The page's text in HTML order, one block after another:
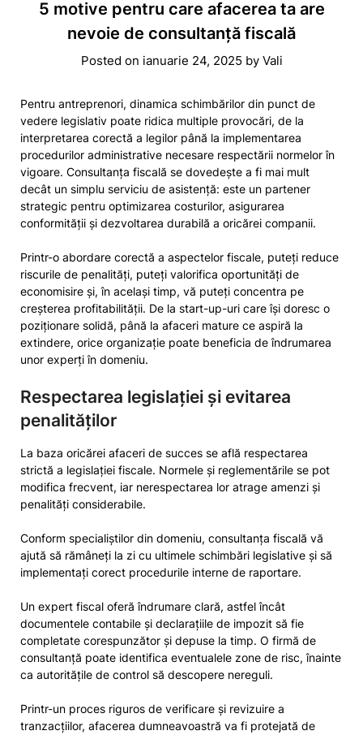
5 motive pentru care afacerea ta are
nevoie de consultanță fiscală
Posted on ianuarie 24, 2025by Vali
Pentru antreprenori, dinamica schimbărilor din punct de
vedere legislativ poate ridica multiple provocări, de la
interpretarea corectă a legilor până la implementarea
procedurilor administrative necesare respectării normelor în
vigoare. Consultanța fiscală se dovedește a fi mai mult
decât un simplu serviciu de asistență: este un partener
strategic pentru optimizarea costurilor, asigurarea
conformității și dezvoltarea durabilă a oricărei companii.
Printr-o abordare corectă a aspectelor fiscale, puteți reduce
riscurile de penalități, puteți valorifica oportunități de
economisire și, în același timp, vă puteți concentra pe
creșterea profitabilității. De la start-up-uri care își doresc o
poziționare solidă, până la afaceri mature ce aspiră la
extindere, orice organizație poate beneficia de îndrumarea
unor experți în domeniu.
Respectarea legislației și evitarea
penalităților
La baza oricărei afaceri de succes se află respectarea
strictă a legislației fiscale. Normele și reglementările se pot
modifica frecvent, iar nerespectarea lor atrage amenzi și
penalități considerabile.
Conform specialiștilor din domeniu, consultanța fiscală vă
ajută să rămâneți la zi cu ultimele schimbări legislative și să
implementați corect procedurile interne de raportare.
Un expert fiscal oferă îndrumare clară, astfel încât
documentele contabile și declarațiile de impozit să fie
completate corespunzător și depuse la timp. O firmă de
consultanță poate identifica eventualele zone de risc, înainte
ca autoritățile de control să descopere nereguli.
Printr-un proces riguros de verificare și revizuire a
tranzacțiilor, afacerea dumneavoastră va fi protejată de